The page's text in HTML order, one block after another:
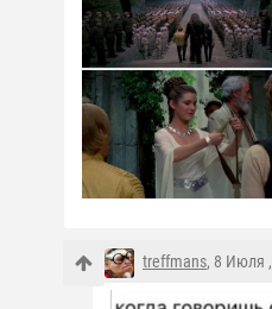
treffmans, 8 Июля ,